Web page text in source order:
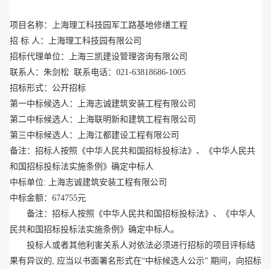
项目名称：
上海理工科技园军工路基地修缮工程
招 标 人：
上海理工科技园有限公司
招标代理单位：上海三凯建设管理咨询有限公司
联系人： 朱剑松 联系电话： 021-63818686-1005
招标形式：公开招标
第一中标候选人：
上海志诚建筑安装工程有限公司
第二中标候选人：上海联明新和建筑工程有限公司
第三中标候选人：上海江都建设工程有限公司
备注：招标人按照《中华人民共和国招标投标法》、《中华人民共
和国招标投标法实施条例》确定中标人
中标单位: 上海志诚建筑安装工程有限公司
中标金额： 674755元
备注：招标人按照《中华人民共和国招标投标法》、《中华人
民共和国招标投标法实施条例》确定中标人。
投标人或者其他利害关系人对依法必须进行招标的项目评标结
果有异议的
应当以书面署名形式在“中标候选人公示” 期间，向招标